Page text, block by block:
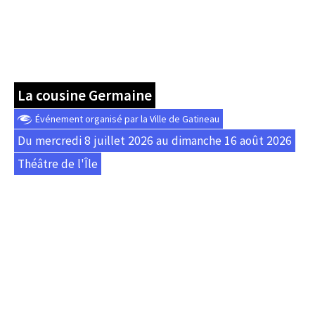
La cousine Germaine
Événement organisé par la Ville de Gatineau
Du mercredi 8 juillet 2026 au dimanche 16 août 2026
Théâtre de l'Île